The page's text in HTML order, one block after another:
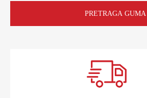
PRETRAGA GUMA